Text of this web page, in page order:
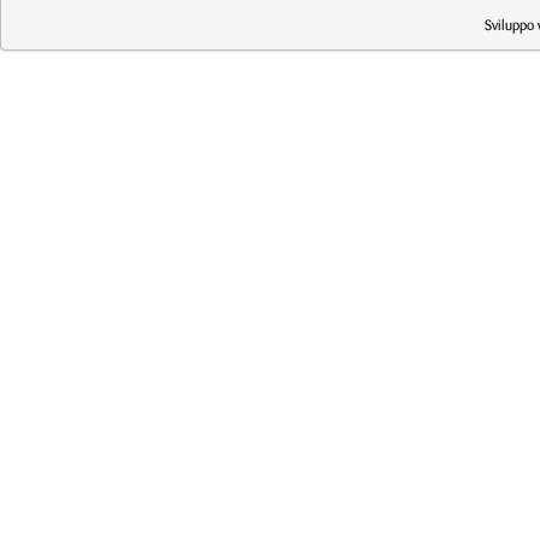
Sviluppo